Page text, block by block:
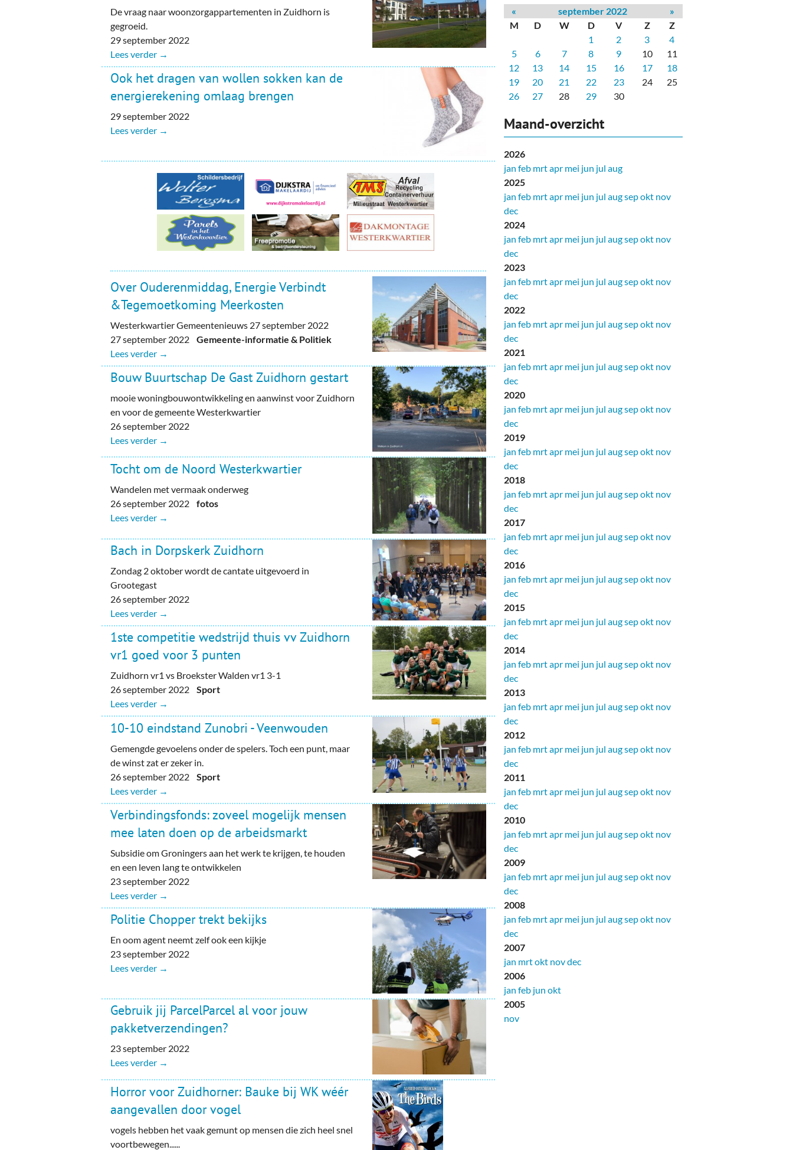
On-line bestellen in Zuidhorn
Financiën, Makelaars & Hypotheken
Diensten, Gemak & Zakelijk
(Ver) Bouw & Onderhoud
Bedrijventerreinen
Bedrijven in de Regio Zuidhorn
Bedrijven van Vroeger
De vraag naar woonzorgappartementen in Zuidhorn is
gegroeid.
29 september 2022
Lees verder →
Ook het dragen van wollen sokken kan de
energierekening omlaag brengen
29 september 2022
Lees verder →
Over Ouderenmiddag, Energie Verbindt
&Tegemoetkoming Meerkosten
Westerkwartier Gemeentenieuws 27 september 2022
27 september 2022Gemeente-informatie & Politiek
Lees verder →
Bouw Buurtschap De Gast Zuidhorn gestart
mooie woningbouwontwikkeling en aanwinst voor Zuidhorn
en voor de gemeente Westerkwartier
26 september 2022
Lees verder →
Tocht om de Noord Westerkwartier
Wandelen met vermaak onderweg
26 september 2022fotos
Lees verder →
Bach in Dorpskerk Zuidhorn
Zondag 2 oktober wordt de cantate uitgevoerd in
Grootegast
26 september 2022
Lees verder →
1ste competitie wedstrijd thuis vv Zuidhorn
vr1 goed voor 3 punten
Zuidhorn vr1 vs Broekster Walden vr1 3-1
26 september 2022Sport
Lees verder →
10-10 eindstand Zunobri - Veenwouden
Gemengde gevoelens onder de spelers. Toch een punt, maar
de winst zat er zeker in.
26 september 2022Sport
Lees verder →
Verbindingsfonds: zoveel mogelijk mensen
mee laten doen op de arbeidsmarkt
Subsidie om Groningers aan het werk te krijgen, te houden
en een leven lang te ontwikkelen
23 september 2022
Lees verder →
Politie Chopper trekt bekijks
En oom agent neemt zelf ook een kijkje
23 september 2022
Lees verder →
Gebruik jij ParcelParcel al voor jouw
pakketverzendingen?
23 september 2022
Lees verder →
Horror voor Zuidhorner: Bauke bij WK wéér
aangevallen door vogel
vogels hebben het vaak gemunt op mensen die zich heel snel
voortbewegen......
« september 2022
»
M
D W D V Z
Z
1
2 3
4
5
6 7 8 9 10
11
12
13 14 15 16 17
18
19
20 21 22 23 24
25
26
27 28 29 30
Maand-overzicht
2026
jan feb mrtapr mei jun jul aug
2025
jan feb mrtapr mei jun jul augsepokt nov
dec
2024
jan feb mrtapr mei jun jul augsepokt nov
dec
2023
jan feb mrtapr mei jun jul augsepokt nov
dec
2022
jan feb mrtapr mei jun jul augsepokt nov
dec
2021
jan feb mrtapr mei jun jul augsepokt nov
dec
2020
jan feb mrtapr mei jun jul augsepokt nov
dec
2019
jan feb mrtapr mei jun jul augsepokt nov
dec
2018
jan feb mrtapr mei jun jul augsepokt nov
dec
2017
jan feb mrtapr mei jun jul augsepokt nov
dec
2016
jan feb mrtapr mei jun jul augsepokt nov
dec
2015
jan feb mrtapr mei jun jul augsepokt nov
dec
2014
jan feb mrtapr mei jun jul augsepokt nov
dec
2013
jan feb mrtapr mei jun jul augsepokt nov
dec
2012
jan feb mrtapr mei jun jul augsepokt nov
dec
2011
jan feb mrtapr mei jun jul augsepokt nov
dec
2010
jan feb mrtapr mei jun jul augsepokt nov
dec
2009
jan feb mrtapr mei jun jul augsepokt nov
dec
2008
jan feb mrtapr mei jun jul augsepokt nov
dec
2007
jan mrtokt novdec
2006
jan feb jun okt
2005
nov